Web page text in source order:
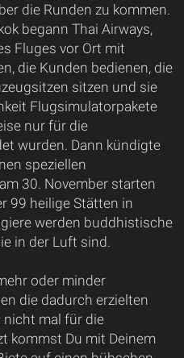
die Runden zu kommen.
begann Thai Airways,
Fluges vor Ort mit
die Kunden bedienen, die
sitzen und sie
Flugsimulatorpakete
nur für die
wurden. Dann kündigte
speziellen
30. November starten
99 heilige Stätten in
werden buddhistische
in der Luft sind.
oder minder
die dadurch erzielten
nicht mal für die
kommst Du mit Deinem